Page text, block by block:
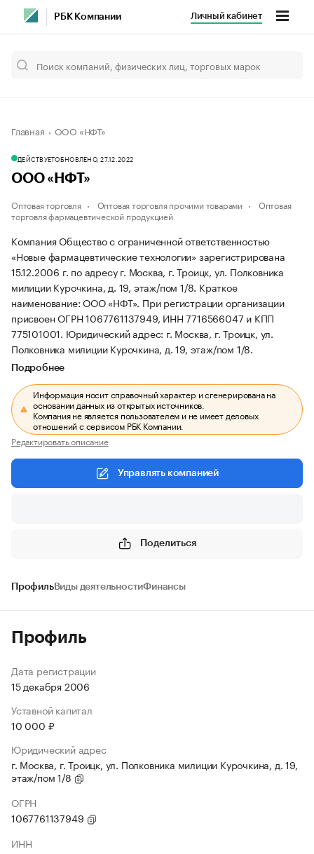
РБК Компании Личный кабинет
Главная ООО «НФТ»
ДЕЙСТВУЕТОБНОВЛЕНО, 27.12.2022
ООО «НФТ»
Оптовая торговля Оптовая торговля прочими товарами
Оптовая
торговля фармацевтической продукцией
Компания Общество с ограниченной ответственностью
«Новые фармацевтические технологии» зарегистрирована
15.12.2006 г. по адресу г. Москва, г. Троицк, ул. Полковника
милиции Курочкина, д. 19, этаж/пом 1/8. Краткое
наименование: ООО «НФТ». При регистрации организации
присвоен ОГРН 1067761137949, ИНН 7716566047 и КПП
775101001. Юридический адрес: г. Москва, г. Троицк, ул.
Полковника милиции Курочкина, д. 19, этаж/пом 1/8.
Подробнее
Информация носит справочный характер и сгенерирована на
основании данных из открытых источников.
Компания не является пользователем и не имеет деловых
отношений с сервисом РБК Компании.
Редактировать описание
Управлять компанией
Поделиться
ПрофильВиды деятельностиФинансы
Профиль
Дата регистрации
15 декабря 2006
Уставной капитал
10 000 ₽
Юридический адрес
г. Москва, г. Троицк, ул. Полковника милиции Курочкина, д. 19,
этаж/пом 1/8
ОГРН
1067761137949
ИНН